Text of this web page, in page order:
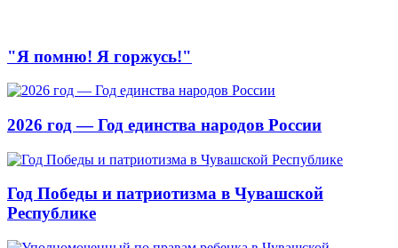
"Я помню! Я горжусь!"
2026 год — Год единства народов России
Год Победы и патриотизма в Чувашской
Республике